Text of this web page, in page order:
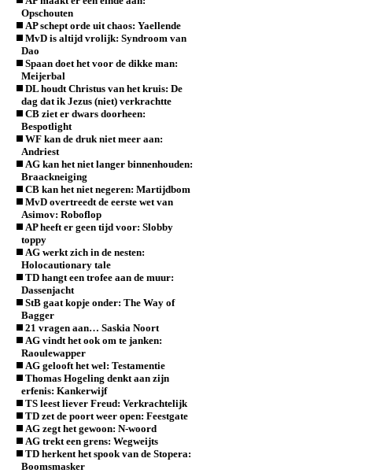
Opschouten
AP schept orde uit chaos: Yaellende
MvD is altijd vrolijk: Syndroom van
Dao
Spaan doet het voor de dikke man:
Meijerbal
DL houdt Christus van het kruis: De
dag dat ik Jezus (niet) verkrachtte
CB ziet er dwars doorheen:
Bespotlight
WF kan de druk niet meer aan:
Andriest
AG kan het niet langer binnenhouden:
Braackneiging
CB kan het niet negeren: Martijdbom
MvD overtreedt de eerste wet van
Asimov: Roboflop
AP heeft er geen tijd voor: Slobby
toppy
AG werkt zich in de nesten:
Holocautionary tale
TD hangt een trofee aan de muur:
Dassenjacht
StB gaat kopje onder: The Way of
Bagger
21 vragen aan… Saskia Noort
AG vindt het ook om te janken:
Raoulewapper
AG gelooft het wel: Testamentie
Thomas Hogeling denkt aan zijn
erfenis: Kankerwijf
TS leest liever Freud: Verkrachtelijk
TD zet de poort weer open: Feestgate
AG zegt het gewoon: N-woord
AG trekt een grens: Wegweijts
TD herkent het spook van de Stopera:
Boomsmasker